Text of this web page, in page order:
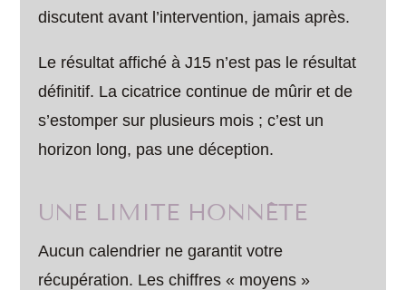
discutent avant l’intervention, jamais après.
Le résultat affiché à J15 n’est pas le résultat
définitif. La cicatrice continue de mûrir et de
s’estomper sur plusieurs mois ; c’est un
horizon long, pas une déception.
UNE LIMITE HONNÊTE
Aucun calendrier ne garantit votre
récupération. Les chiffres « moyens »